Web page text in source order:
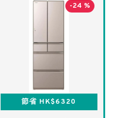
-24 %
節省 HK$6320